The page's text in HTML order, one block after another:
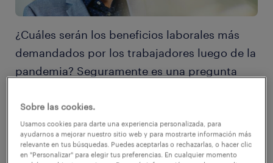
¿Cuáles serán los beneficios laborales más
demandados por los trabajadores luego de la
pandemia? Seguramente es una pregunta
hecho.
Sobre las cookies.
Usamos cookies para darte una experiencia personalizada, para
ayudarnos a mejorar nuestro sitio web y para mostrarte información más
relevante en tus búsquedas. Puedes aceptarlas o rechazarlas, o hacer clic
en "Personalizar" para elegir tus preferencias. En cualquier momento